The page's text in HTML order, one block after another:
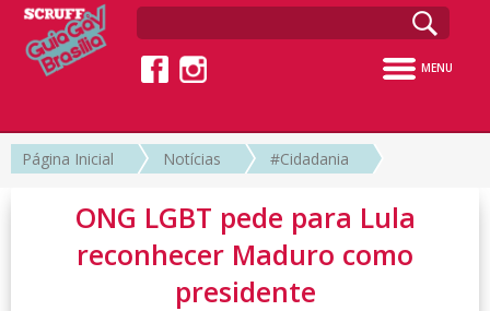
MENU
Página Inicial Notícias #Cidadania
ONG LGBT pede para Lula
reconhecer Maduro como
presidente